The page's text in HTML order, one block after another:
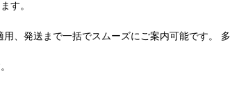
す。
、発送まで一括でスムーズにご案内可能です。